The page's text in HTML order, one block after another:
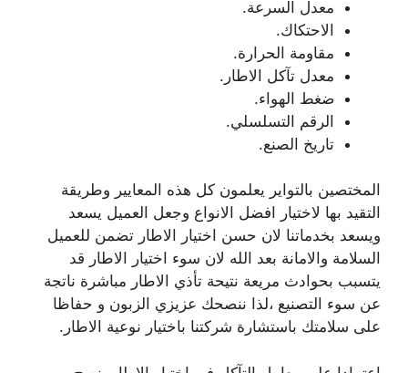
معدل السرعة.
الاحتكاك.
مقاومة الحرارة.
معدل تآكل الاطار.
ضغط الهواء.
الرقم التسلسلي.
تاريخ الصنع.
المختصين بالتواير يعلمون كل هذه المعايير وطريقة
التقيد بها لاختيار افضل الانواع وجعل العميل يسعد
ويسعد بخدماتنا لان حسن اختيار الاطار تضمن للعميل
السلامة والامانة بعد الله لان سوء اختيار الاطار قد
يتسبب بحوادث مريعة نتيحة تأذي الاطار مباشرة ناتجة
عن سوء التصنيع ،لذا ننصحك عزيزي الزبون و حفاظا
على سلامتك باستشارة شركتنا باختيار نوعية الاطار.